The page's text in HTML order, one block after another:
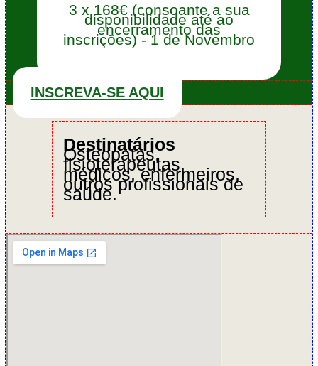
3 x 168€ (consoante a sua
disponibilidade até ao
encerramento das
inscrições) - 1 de Novembro
INSCREVA-SE AQUI
Destinatários
Osteopatas,
fisioterapeutas,
médicos, enfermeiros,
outros profissionais de
saúde.